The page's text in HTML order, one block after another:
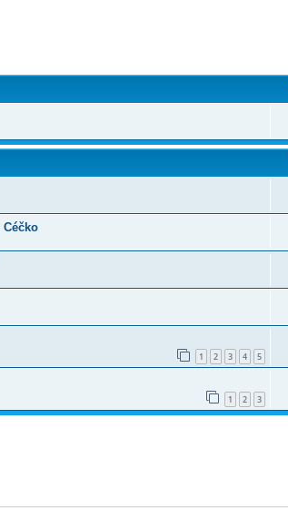
Céčko
1 2 3 4 5
1 2 3